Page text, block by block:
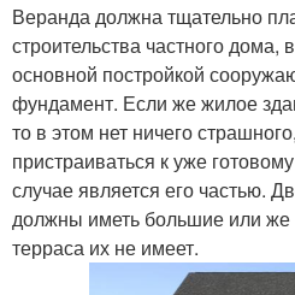
Веранда должна тщательно
строительства частного дома,
основной постройкой
фундамент. Если же жилое
то в этом нет ничего
пристраиваться к уже
случае является его частью.
должны иметь большие или
терраса их не имеет.